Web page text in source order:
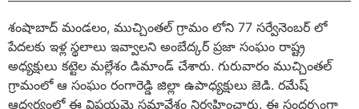
శంషాబాద్ మండలం, ముచ్చింతల్ గ్రామం లోని 77 సర్వేనెంబర్ లో
పేదలకు ఇళ్ల స్థలాలు ఇవ్వాలని అంబేద్కర్ ప్రజా సంఘం రాష్ట్ర
అధ్యక్షులు కట్టెల మల్లేశం డిమాండ్ చేశారు. గురువారం ముచ్చింతల్
గ్రామంలో ఆ సంఘం రంగారెడ్డి జిల్లా ఉపాధ్యక్షులు జెడి. రమేష్
ఆధ్వర్యంలో ఈ విషయమై సమావేశం నిర్వహించారు. ఈ సందర్భంగా